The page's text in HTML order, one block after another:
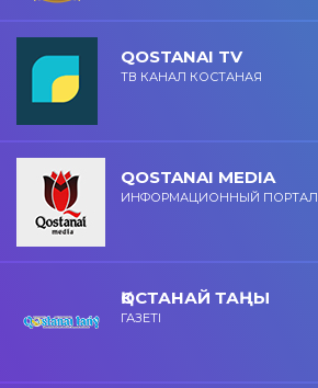
QOSTANAI TV
ТВ КАНАЛ КОСТАНАЯ
QOSTANAI MEDIA
ИНФОРМАЦИОННЫЙ ПОРТАЛ
ҚОСТАНАЙ ТАҢЫ
ГАЗЕТІ